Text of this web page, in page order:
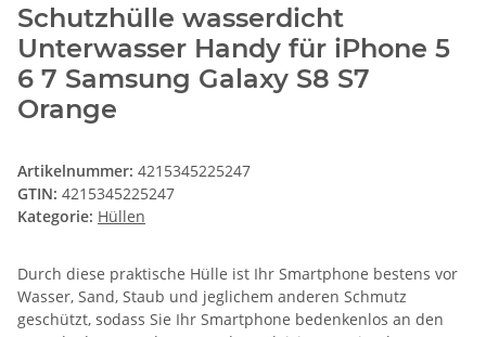
Schutzhülle wasserdicht
Unterwasser Handy für iPhone 5
6 7 Samsung Galaxy S8 S7
Orange
Artikelnummer: 4215345225247
GTIN: 4215345225247
Kategorie: Hüllen
Durch diese praktische Hülle ist Ihr Smartphone bestens vor
Wasser, Sand, Staub und jeglichem anderen Schmutz
geschützt, sodass Sie Ihr Smartphone bedenkenlos an den